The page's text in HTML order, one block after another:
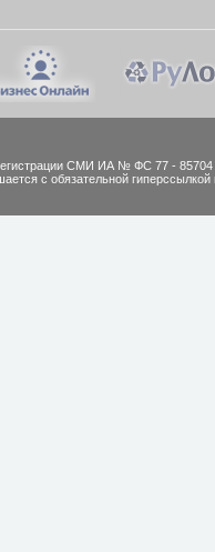
СМИ ИА № ФС 77 - 85704
с обязательной гиперссылкой